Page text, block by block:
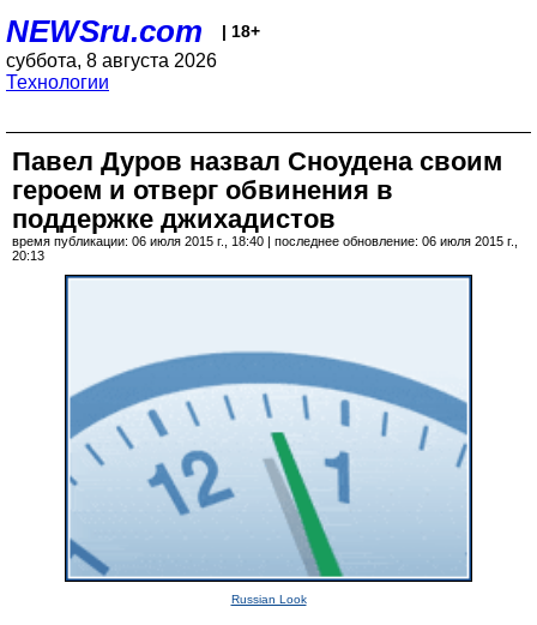
NEWSru.com | 18+
суббота, 8 августа 2026
Технологии
Павел Дуров назвал Сноудена своим
героем и отверг обвинения в
поддержке джихадистов
время публикации: 06 июля 2015 г., 18:40 | последнее обновление: 06 июля 2015 г.,
20:13
Russian Look